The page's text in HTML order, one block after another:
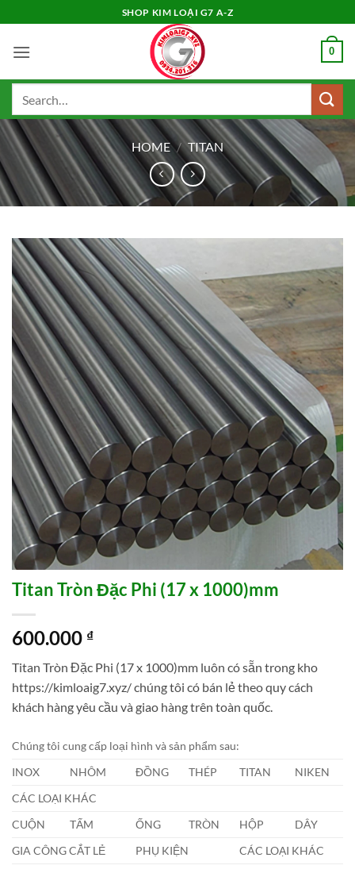
to
content
SHOP KIM LOẠI G7 A-Z
0
HOME / TITAN
Titan Tròn Đặc Phi (17 x 1000)mm
600.000 ₫
Titan Tròn Đặc Phi (17 x 1000)mm luôn có sẵn trong kho
https://kimloaig7.xyz/ chúng tôi có bán lẻ theo quy cách
khách hàng yêu cầu và giao hàng trên toàn quốc.
Chúng tôi cung cấp loại hình và sản phẩm sau:
INOX
NHÔM ĐỒNG THÉP TITAN
NIKEN
CÁC LOẠI KHÁC
CUỘN
TẤM ỐNG TRÒN HỘP
DÂY
GIA CÔNG CẮT LẺ
PHỤ KIỆN CÁC LOẠI KHÁC